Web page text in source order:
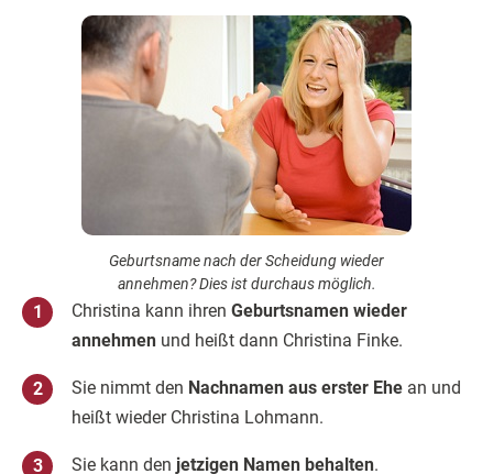
Geburtsname nach der Scheidung wieder
annehmen? Dies ist durchaus möglich.
Christina kann ihren Geburtsnamen wieder
annehmen und heißt dann Christina Finke.
Sie nimmt den Nachnamen aus erster Ehe an und
heißt wieder Christina Lohmann.
Sie kann den jetzigen Namen behalten.